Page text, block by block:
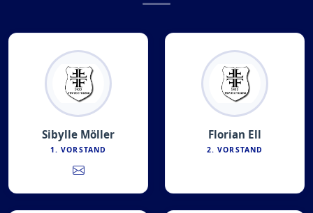
Sibylle Möller
1. VORSTAND
Florian Ell
2. VORSTAND